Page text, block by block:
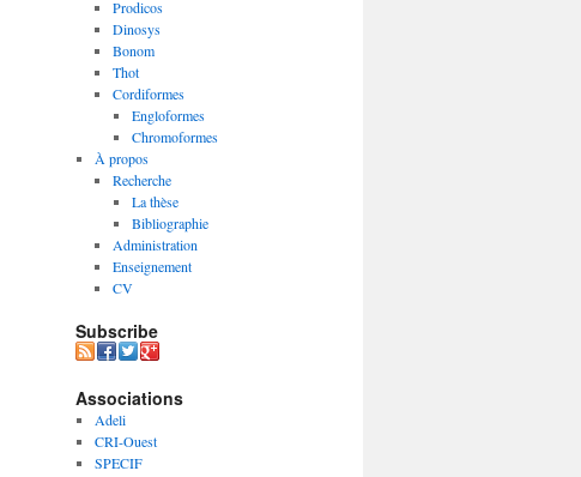
Prodicos
Dinosys
Bonom
Thot
Cordiformes
Engloformes
Chromoformes
À propos
Recherche
La thèse
Bibliographie
Administration
Enseignement
CV
Subscribe
Associations
Adeli
CRI-Ouest
SPECIF